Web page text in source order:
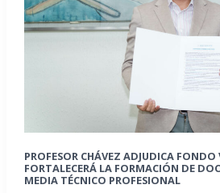
PROFESOR CHÁVEZ ADJUDICA FONDO
FORTALECERÁ LA FORMACIÓN DE
MEDIA TÉCNICO PROFESIONAL
VIME
USACH:
educación
media